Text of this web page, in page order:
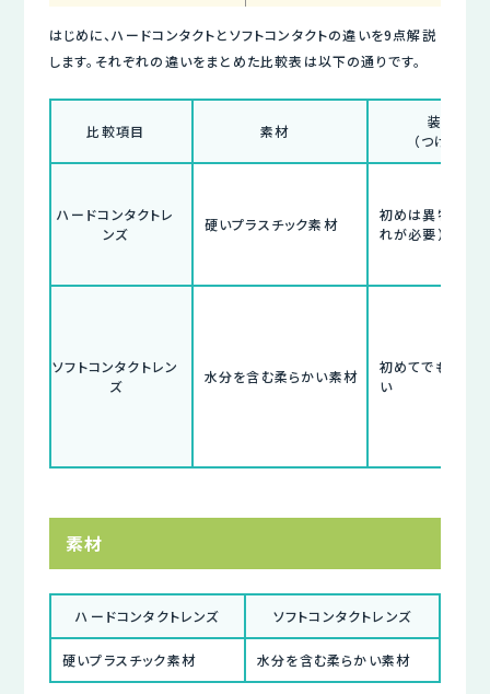
はじめに、ハードコンタクトとソフトコンタクトの違いを9点解説
します。それぞれの違いをまとめた比較表は以下の通りです。
比較項目 素材
装用感
（つけ心地）
ハードコンタクトレ
ンズ
硬いプラスチック素材
初めは異物感が
れが必要）
ソフトコンタクトレン
ズ
水分を含む柔らかい素材
初めてでも異物
い
素材
ハードコンタクトレンズ ソフトコンタクトレンズ
硬いプラスチック素材 水分を含む柔らかい素材